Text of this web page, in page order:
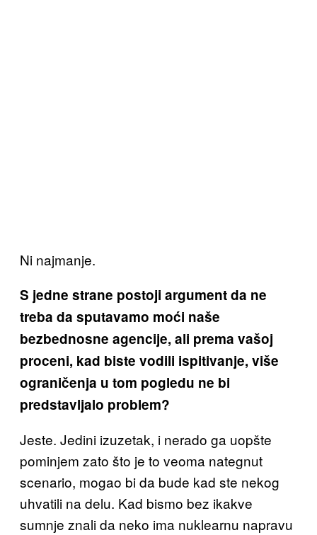
Ni najmanje.
S jedne strane postoji argument da ne
treba da sputavamo moći naše
bezbednosne agencije, ali prema vašoj
proceni, kad biste vodili ispitivanje, više
ograničenja u tom pogledu ne bi
predstavljalo problem?
Jeste. Jedini izuzetak, i nerado ga uopšte
pominjem zato što je to veoma nategnut
scenario, mogao bi da bude kad ste nekog
uhvatili na delu. Kad bismo bez ikakve
sumnje znali da neko ima nuklearnu napravu